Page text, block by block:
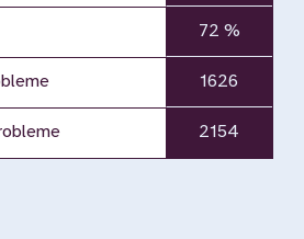
72 %
1626
2154